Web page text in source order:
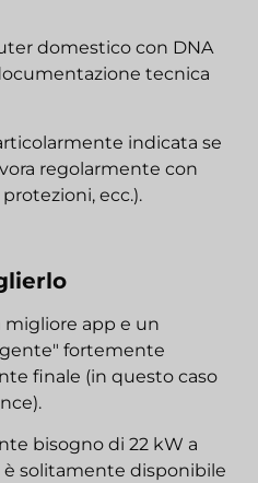
domestico con DNA
tecnica
indicata se
regolarmente con
ecc.).
migliore app e un
fortemente
finale (in questo caso
bisogno di 22 kW a
è solitamente disponibile